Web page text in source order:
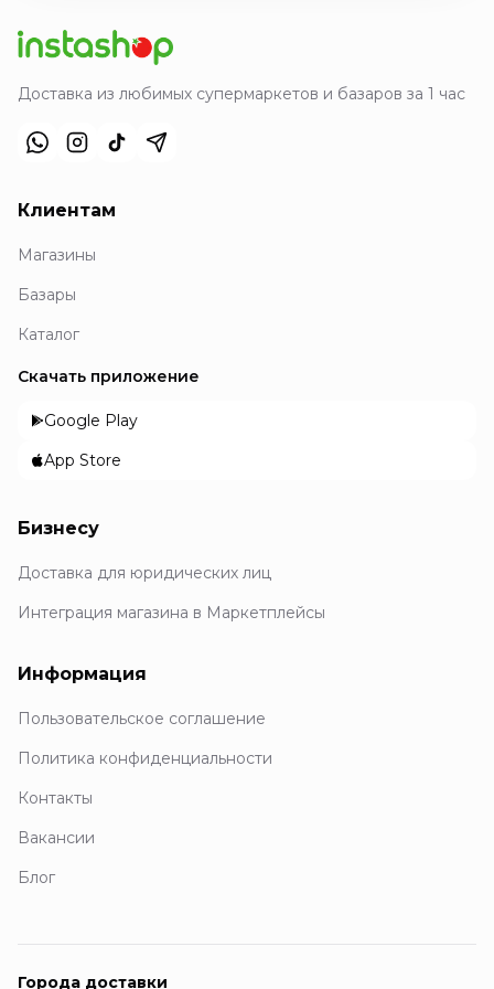
Доставка из любимых супермаркетов и базаров за 1 час
Клиентам
Магазины
Базары
Каталог
Скачать приложение
Google Play
App Store
Бизнесу
Доставка для юридических лиц
Интеграция магазина в Маркетплейсы
Информация
Пользовательское соглашение
Политика конфиденциальности
Контакты
Вакансии
Блог
Города доставки